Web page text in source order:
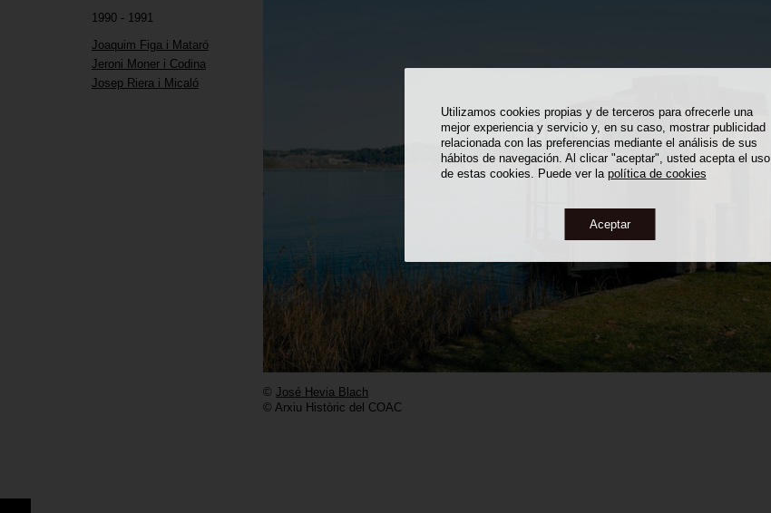
Utilizamos cookies propias y de terceros para ofrecerle una
mejor experiencia y servicio y, en su caso, mostrar publicidad
relacionada con las preferencias mediante el análisis de sus
hábitos de navegación. Al clicar "aceptar", usted acepta el uso
de estas cookies. Puede ver la política de cookies
Aceptar
1990 - 1991
Joaquim Figa i Mataró
Jeroni Moner i Codina
Josep Riera i Micaló
©José Hevia Blach
© Arxiu Històric del COAC